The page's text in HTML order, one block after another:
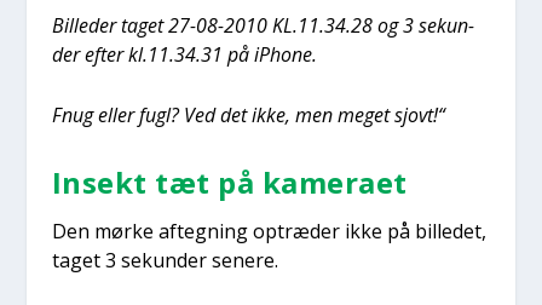
Bil­le­der taget 27-08-2010 KL.11.34.28 og 3 sekun­
der efter kl.11.34.31 på iPho­ne.
Fnug eller fugl? Ved det ikke, men meget sjovt!“
Insekt tæt på kame­ra­et
Den mør­ke afteg­ning optræ­der ikke på bil­le­det,
taget 3 sekun­der sene­re.